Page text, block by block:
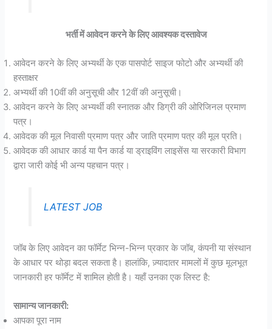
भर्ती में आवेदन करने के लिए आवश्यक दस्तावेज
आवेदन करने के लिए अभ्यर्थी के एक पासपोर्ट साइज फोटो और अभ्यर्थी की
हस्ताक्षर
अभ्यर्थी की 10वीं की अनुसूची और 12वीं की अनुसूची।
आवेदन करने के लिए अभ्यर्थी की स्नातक और डिग्री की ओरिजिनल प्रमाण
पत्र।
आवेदक की मूल निवासी प्रमाण पत्र और जाति प्रमाण पत्र की मूल प्रति।
आवेदक की आधार कार्ड या पैन कार्ड या ड्राइविंग लाइसेंस या सरकारी विभाग
द्वारा जारी कोई भी अन्य पहचान पत्र।
LATEST JOB
जॉब के लिए आवेदन का फॉर्मेट भिन्न-भिन्न प्रकार के जॉब, कंपनी या संस्थान
के आधार पर थोड़ा बदल सकता है। हालांकि, ज़्यादातर मामलों में कुछ मूलभूत
जानकारी हर फॉर्मेट में शामिल होती है। यहाँ उनका एक लिस्ट है:
सामान्य जानकारी:
आपका पूरा नाम